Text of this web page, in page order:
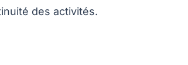
des activités.